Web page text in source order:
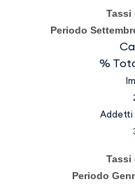
Tassi
Periodo
%
Addetti
Tassi
Periodo